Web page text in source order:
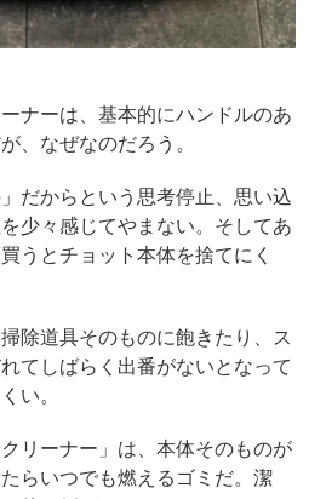
ナーは、基本的にハンドルのあ
、なぜなのだろう。
だからという思考停止、思い込
少々感じてやまない。そしてあ
うとチョット本体を捨てにく
除道具そのものに飽きたり、ス
てしばらく出番がないとなって
い。
リーナー」は、本体そのものが
らいつでも燃えるゴミだ。潔